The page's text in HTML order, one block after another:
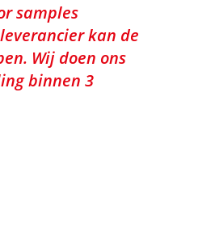
samples
kan de
Wij doen ons
binnen 3